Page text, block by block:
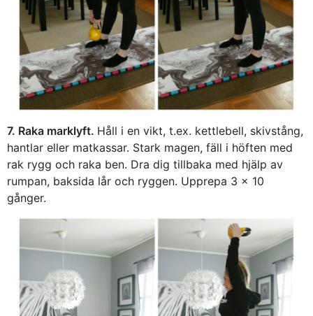
7. Raka marklyft. Håll i en vikt, t.ex. kettlebell, skivstång,
hantlar eller matkassar. Stark magen, fäll i höften med
rak rygg och raka ben. Dra dig tillbaka med hjälp av
rumpan, baksida lår och ryggen. Upprepa 3 x 10
gånger.